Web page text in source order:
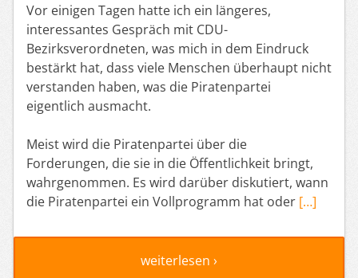
Vor einigen Tagen hatte ich ein längeres,
interessantes Gespräch mit CDU-
Bezirksverordneten, was mich in dem Eindruck
bestärkt hat, dass viele Menschen überhaupt nicht
verstanden haben, was die Piratenpartei
eigentlich ausmacht.
Meist wird die Piratenpartei über die
Forderungen, die sie in die Öffentlichkeit bringt,
wahrgenommen. Es wird darüber diskutiert, wann
die Piratenpartei ein Vollprogramm hat oder […]
weiterlesen ›